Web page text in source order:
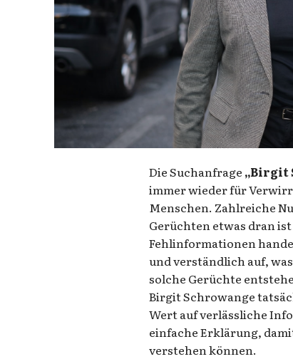
Die Suchanfrage „Birgit
immer wieder für
Menschen. Zahlreiche
Gerüchten etwas dran
Fehlinformationen
und verständlich auf,
solche Gerüchte
Birgit Schrowange
Wert auf verlässliche
einfache Erklärung,
verstehen können.